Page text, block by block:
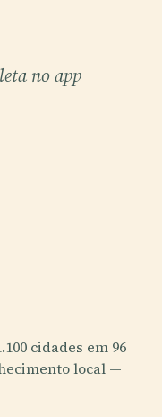
no app
cidades em 96
local —